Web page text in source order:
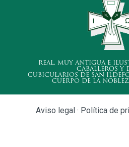
REAL, MUY ANTIGUA E
CABALLEROS Y
CUBICULARIOS DE SAN
CUERPO DE LA
Aviso legal · Política de